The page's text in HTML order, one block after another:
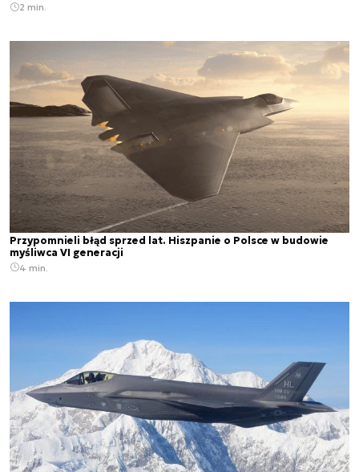
2 min.
Przypomnieli błąd sprzed lat. Hiszpanie o Polsce w budowie
myśliwca VI generacji
4 min.